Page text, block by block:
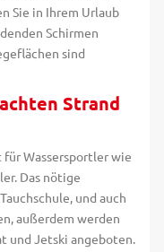
Sie in Ihrem Urlaub
Schirmen
sind
Strand
für Wassersportler wie
Das nötige
und auch
außerdem werden
und Jetski angeboten.